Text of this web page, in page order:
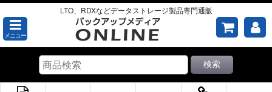
LTO、RDXなどデータストレージ製品専門通販
メニュー
検索